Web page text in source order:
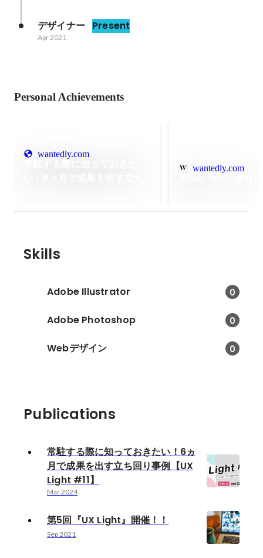
デザイナー Present
Apr 2021
Personal Achievements
wantedly.com
wantedly.com
Skills
Adobe Illustrator 0
Adobe Photoshop 0
Webデザイン 0
Publications
常駐する際に知っておきたい！6ヵ
月で成果を出す立ち回り事例【UX
Light #11】
Mar 2024
第5回『UX Light』開催！！
Sep 2021